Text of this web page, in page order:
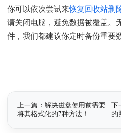
你可以依次尝试来恢复回收站删
请关闭电脑，避免数据被覆盖。
件，我们都建议你定时备份重要
上一篇：解决磁盘使用前需要
将其格式化的7种方法！
下
的